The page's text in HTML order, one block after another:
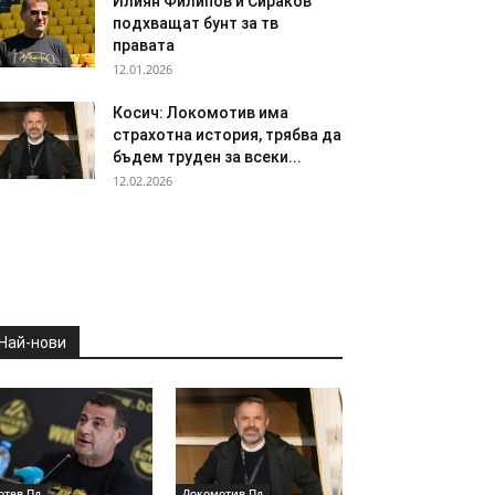
подхващат бунт за тв
правата
12.01.2026
Косич: Локомотив има
страхотна история, трябва да
бъдем труден за всеки...
12.02.2026
нови